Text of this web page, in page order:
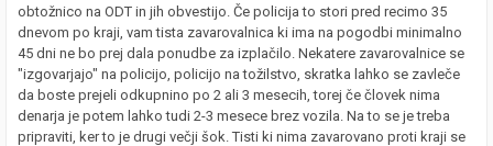
obtožnico na ODT in jih obvestijo. Če policija to stori pred recimo 35
dnevom po kraji, vam tista zavarovalnica ki ima na pogodbi minimalno
45 dni ne bo prej dala ponudbe za izplačilo. Nekatere zavarovalnice se
"izgovarjajo" na policijo, policijo na tožilstvo, skratka lahko se zavleče
da boste prejeli odkupnino po 2 ali 3 mesecih, torej če človek nima
denarja je potem lahko tudi 2-3 mesece brez vozila. Na to se je treba
pripraviti, ker to je drugi večji šok. Tisti ki nima zavarovano proti kraji se